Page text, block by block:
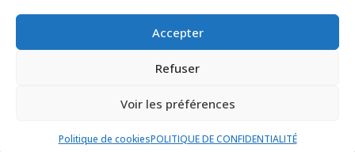
Accepter
Refuser
Voir les préférences
Politique de cookiesPOLITIQUE DE CONFIDENTIALITÉ
Laisser un avis
© 2026 M Development–Mentions légales